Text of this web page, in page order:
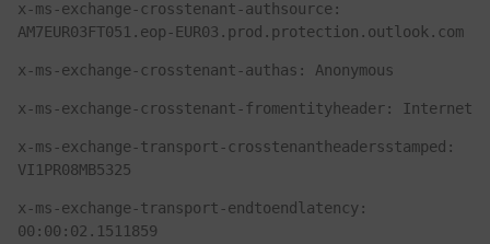
x-ms-exchange-crosstenant-authsource:
AM7EUR03FT051.eop-EUR03.prod.protection.outlook.com
x-ms-exchange-crosstenant-authas: Anonymous
x-ms-exchange-crosstenant-fromentityheader: Internet
x-ms-exchange-transport-crosstenantheadersstamped:
VI1PR08MB5325
x-ms-exchange-transport-endtoendlatency:
00:00:02.1511859